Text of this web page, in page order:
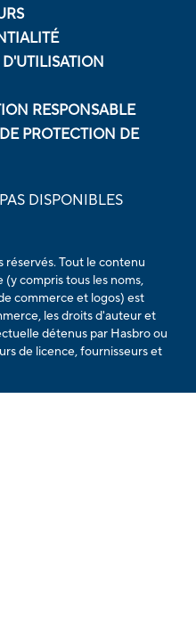
RESPONSABLE
PROTECTION DE
DISPONIBLES
Tout le contenu
compris tous les noms,
commerce et logos) est
les droits d'auteur et
détenus par Hasbro ou
de licence, fournisseurs et